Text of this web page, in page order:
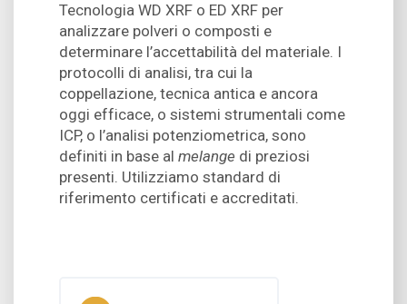
Tecnologia WD XRF o ED XRF per
analizzare polveri o composti e
determinare l’accettabilità del materiale. I
protocolli di analisi, tra cui la
coppellazione, tecnica antica e ancora
oggi efficace, o sistemi strumentali come
ICP, o l’analisi potenziometrica, sono
definiti in base almelange di preziosi
presenti. Utilizziamo standard di
riferimento certificati e accreditati.